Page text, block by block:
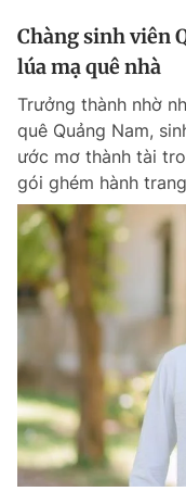
Chàng sinh viên
lúa mạ quê nhà
Trưởng thành nhờ
quê Quảng Nam,
ước mơ thành tài
gói ghém hành